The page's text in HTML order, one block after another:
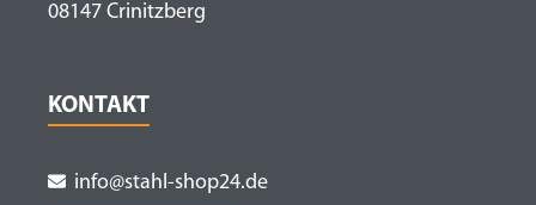
08147 Crinitzberg
KONTAKT
info@stahl-shop24.de